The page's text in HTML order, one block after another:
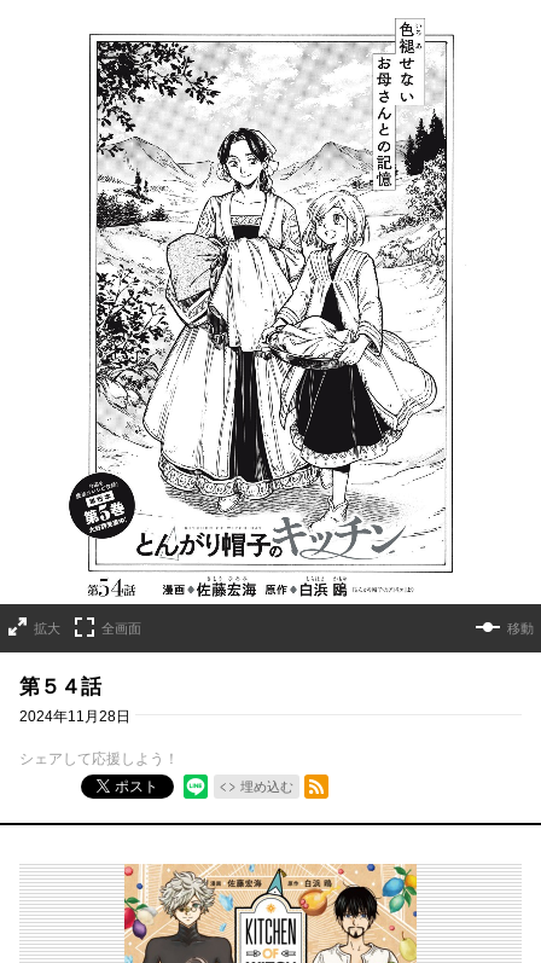
拡大 全画面 移動
第５４話
2024年11月28日
シェアして応援しよう！
ポスト
埋め込む
RSSフィード